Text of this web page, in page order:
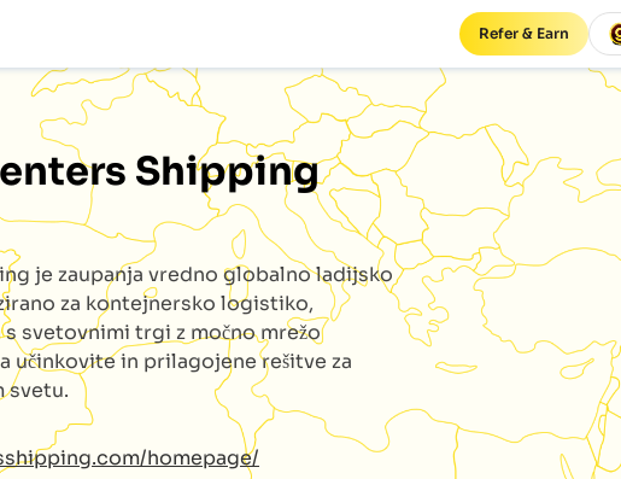
Refer & Earn
Shipping
je zaupanja vredno globalno ladijsko
za kontejnersko logistiko,
svetovnimi trgi z močno mrežo
učinkovite in prilagojene rešitve za
svetu.
homepage/